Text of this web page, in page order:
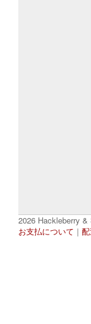
2026 Hackleberry
お支払について ｜